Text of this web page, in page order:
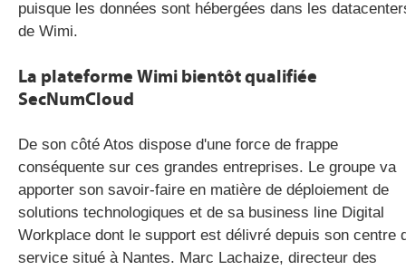
puisque les données sont hébergées dans les
de Wimi.
La plateforme Wimi bientôt qualifiée
SecNumCloud
De son côté Atos dispose d'une force de frappe
conséquente sur ces grandes entreprises. Le groupe va
apporter son savoir-faire en matière de déploiement de
solutions technologiques et de sa business line Digital
Workplace dont le support est délivré depuis son centre
service situé à Nantes. Marc Lachaize, directeur des